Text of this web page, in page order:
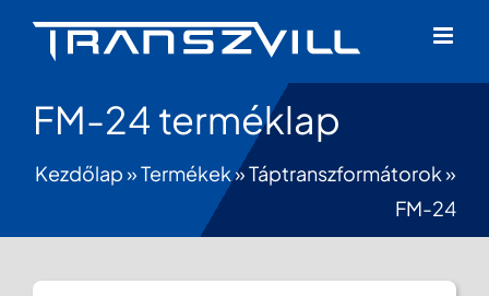
FM-24 terméklap
Kezdőlap»Termékek»Táptranszformátorok»
FM-24